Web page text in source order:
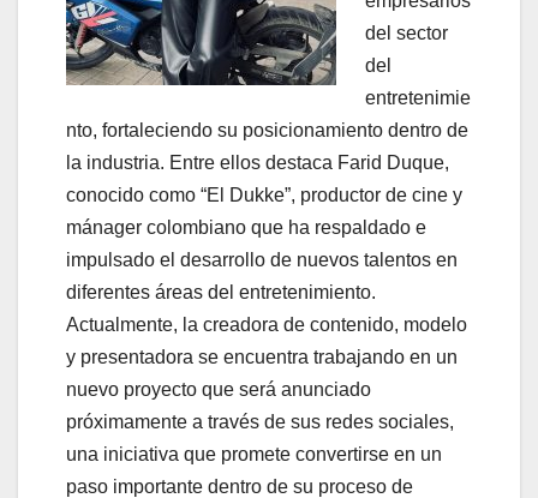
del sector
del
entretenimie
nto, fortaleciendo su posicionamiento dentro de
la industria. Entre ellos destaca Farid Duque,
conocido como “El Dukke”, productor de cine y
mánager colombiano que ha respaldado e
impulsado el desarrollo de nuevos talentos en
diferentes áreas del entretenimiento.
Actualmente, la creadora de contenido, modelo
y presentadora se encuentra trabajando en un
nuevo proyecto que será anunciado
próximamente a través de sus redes sociales,
una iniciativa que promete convertirse en un
paso importante dentro de su proceso de